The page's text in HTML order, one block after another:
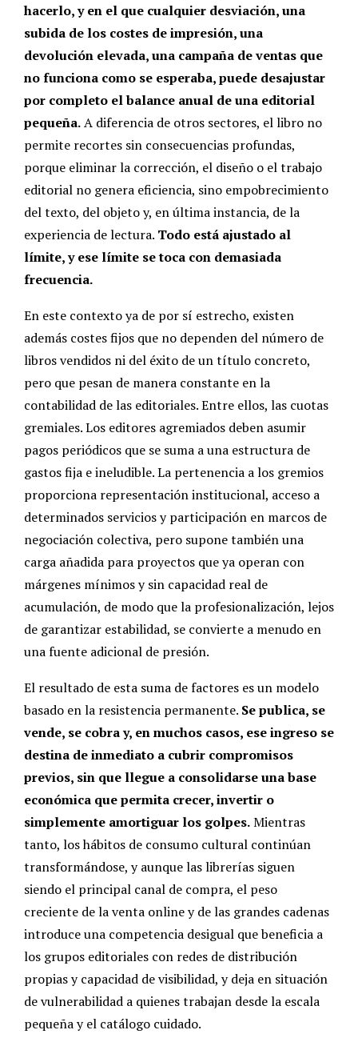
hacerlo, y en el que cualquier desviación, una
subida de los costes de impresión, una
devolución elevada, una campaña de ventas que
no funciona como se esperaba, puede desajustar
por completo el balance anual de una editorial
pequeña.A diferencia de otros sectores, el libro no
permite recortes sin consecuencias profundas,
porque eliminar la corrección, el diseño o el trabajo
editorial no genera eficiencia, sino empobrecimiento
del texto, del objeto y, en última instancia, de la
experiencia de lectura. Todo está ajustado al
límite, y ese límite se toca con demasiada
frecuencia.
En este contexto ya de por sí estrecho, existen
además costes fijos que no dependen del número de
libros vendidos ni del éxito de un título concreto,
pero que pesan de manera constante en la
contabilidad de las editoriales. Entre ellos, las cuotas
gremiales. Los editores agremiados deben asumir
pagos periódicos que se suma a una estructura de
gastos fija e ineludible. La pertenencia a los gremios
proporciona representación institucional, acceso a
determinados servicios y participación en marcos de
negociación colectiva, pero supone también una
carga añadida para proyectos que ya operan con
márgenes mínimos y sin capacidad real de
acumulación, de modo que la profesionalización, lejos
de garantizar estabilidad, se convierte a menudo en
una fuente adicional de presión.
El resultado de esta suma de factores es un modelo
basado en la resistencia permanente. Se publica, se
vende, se cobra y, en muchos casos, ese ingreso se
destina de inmediato a cubrir compromisos
previos, sin que llegue a consolidarse una base
económica que permita crecer, invertir o
simplemente amortiguar los golpes.Mientras
tanto, los hábitos de consumo cultural continúan
transformándose, y aunque las librerías siguen
siendo el principal canal de compra, el peso
creciente de la venta online y de las grandes cadenas
introduce una competencia desigual que beneficia a
los grupos editoriales con redes de distribución
propias y capacidad de visibilidad, y deja en situación
de vulnerabilidad a quienes trabajan desde la escala
pequeña y el catálogo cuidado.